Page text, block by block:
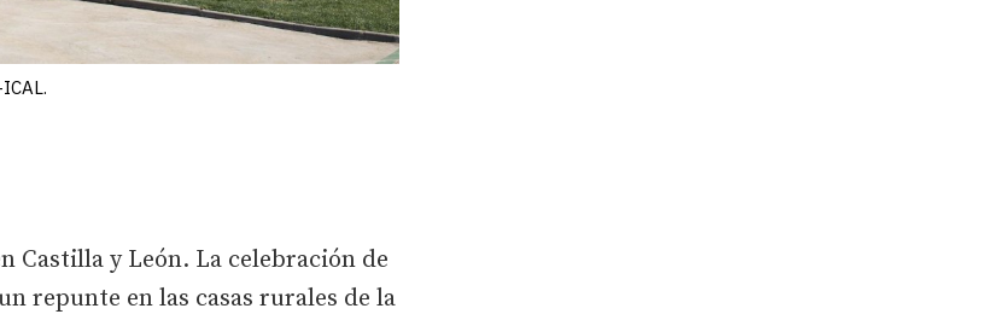
Castilla y León. La celebración de
repunte en las casas rurales de la